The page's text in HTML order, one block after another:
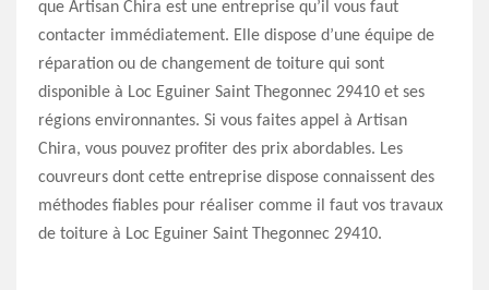
que Artisan Chira est une entreprise qu’il vous faut
contacter immédiatement. Elle dispose d’une équipe de
réparation ou de changement de toiture qui sont
disponible à Loc Eguiner Saint Thegonnec 29410 et ses
régions environnantes. Si vous faites appel à Artisan
Chira, vous pouvez profiter des prix abordables. Les
couvreurs dont cette entreprise dispose connaissent des
méthodes fiables pour réaliser comme il faut vos travaux
de toiture à Loc Eguiner Saint Thegonnec 29410.